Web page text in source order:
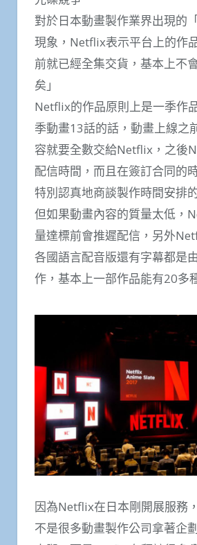
對於日本動畫製作業界出現的
現象，Netflix表示平台上的作
前就已經全集交貨，基本上不
矣」
Netflix的作品原則上是一季作
季動畫13話的話，動畫上線之
容就要全數交給Netflix，之後
配信時間，而且在簽訂合同的
特別認真地商談製作時間安排
但如果動畫內容的質量太低，
量達標前會推遲配信，另外
各國語言配音版還有字幕都是
作，基本上一部作品能有20多
因為Netflix在日本剛開展服務
不是很多動畫製作公司拿著企